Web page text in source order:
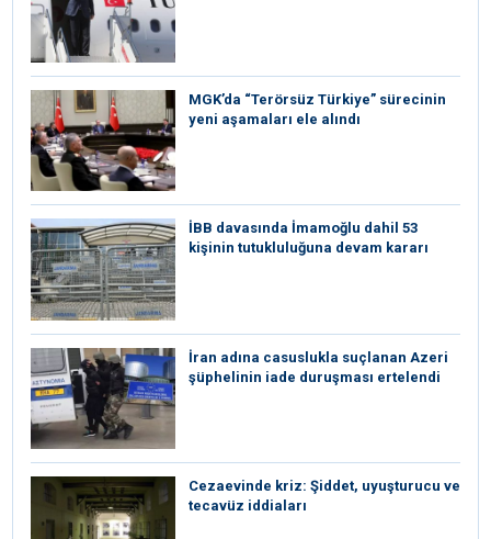
MGK’da “Terörsüz Türkiye” sürecinin
yeni aşamaları ele alındı
İBB davasında İmamoğlu dahil 53
kişinin tutukluluğuna devam kararı
İran adına casuslukla suçlanan Azeri
şüphelinin iade duruşması ertelendi
Cezaevinde kriz: Şiddet, uyuşturucu ve
tecavüz iddiaları